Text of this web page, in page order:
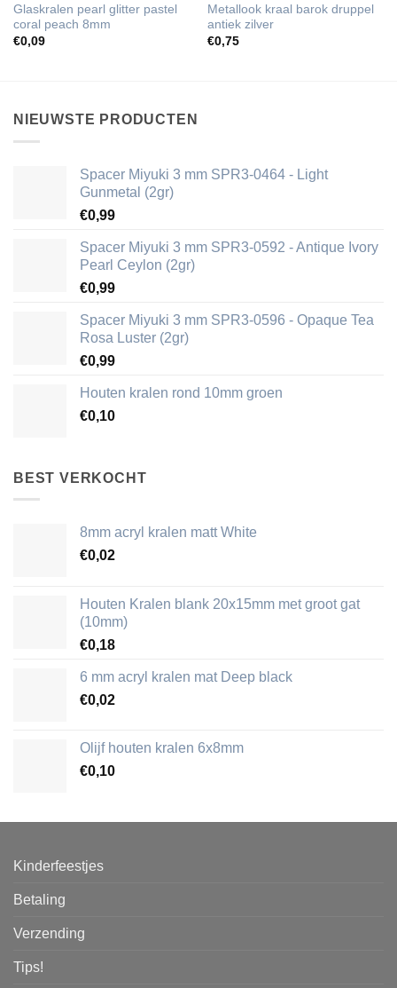
Glaskralen pearl glitter pastel
coral peach 8mm
€0,09
Metallook kraal barok druppel
antiek zilver
€0,75
NIEUWSTE PRODUCTEN
Spacer Miyuki 3 mm SPR3-0464 - Light
Gunmetal (2gr)
€0,99
Spacer Miyuki 3 mm SPR3-0592 - Antique Ivory
Pearl Ceylon (2gr)
€0,99
Spacer Miyuki 3 mm SPR3-0596 - Opaque Tea
Rosa Luster (2gr)
€0,99
Houten kralen rond 10mm groen
€0,10
BEST VERKOCHT
8mm acryl kralen matt White
€0,02
Houten Kralen blank 20x15mm met groot gat
(10mm)
€0,18
6 mm acryl kralen mat Deep black
€0,02
Olijf houten kralen 6x8mm
€0,10
Kinderfeestjes
Betaling
Verzending
Tips!